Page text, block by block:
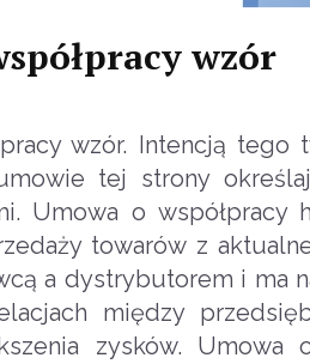
wzór
wzór. Intencją
tej strony
Umowa o
towarów z
a dystrybutorem i ma
między
zysków.